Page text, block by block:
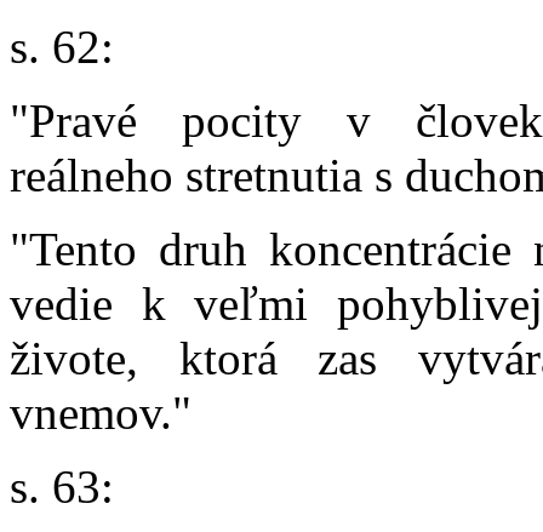
s. 62:
"Pravé pocity v
reálneho stretnutia s
"Tento druh koncentrácie
vedie k veľmi
živote, ktorá zas
vnemov."
s. 63: